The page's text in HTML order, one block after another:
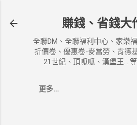
賺錢、省錢大
全聯DM、全聯福利中心、家樂
折價卷、優惠卷-麥當勞、肯德
21世紀、頂呱呱、漢堡王....
更多…